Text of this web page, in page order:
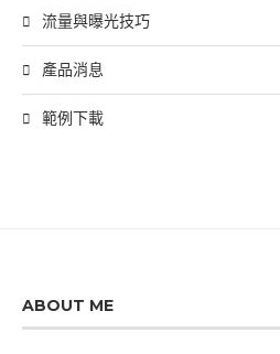
流量與曝光技巧
產品消息
範例下載
ABOUT ME